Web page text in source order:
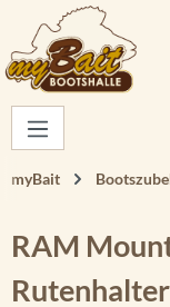
Zum Hauptinhalt
myBait
RAM
Rutenhalter